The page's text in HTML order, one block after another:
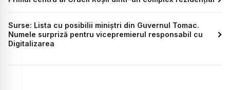
Surse: Lista cu posibilii miniștri din Guvernul Tomac.
Numele surpriză pentru vicepremierul responsabil cu
Digitalizarea